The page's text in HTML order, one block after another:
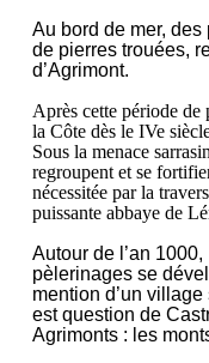
Au bord de mer,
de pierres trouées,
d’Agrimont.
Après cette période de
la Côte dès le IVe
Sous la menace
regroupent et se
nécessitée par la
puissante abbaye de
Autour de l’an
pèlerinages se
mention d’un
est question de
Agrimonts : les